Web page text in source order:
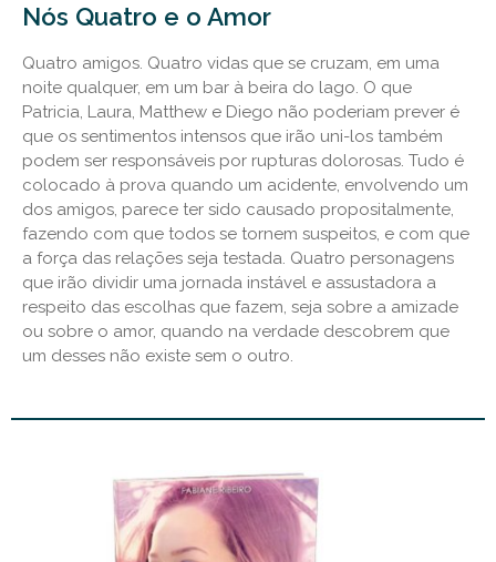
Nós Quatro e o Amor
Quatro amigos. Quatro vidas que se cruzam, em uma
noite qualquer, em um bar à beira do lago. O que
Patricia, Laura, Matthew e Diego não poderiam prever é
que os sentimentos intensos que irão uni-los também
podem ser responsáveis por rupturas dolorosas. Tudo é
colocado à prova quando um acidente, envolvendo um
dos amigos, parece ter sido causado propositalmente,
fazendo com que todos se tornem suspeitos, e com que
a força das relações seja testada. Quatro personagens
que irão dividir uma jornada instável e assustadora a
respeito das escolhas que fazem, seja sobre a amizade
ou sobre o amor, quando na verdade descobrem que
um desses não existe sem o outro.